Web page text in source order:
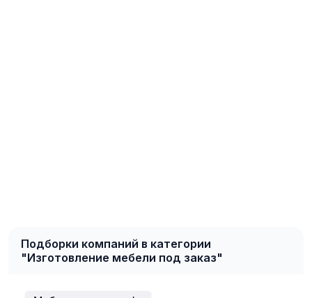
Подборки компаний в категории
"Изготовление мебели под заказ"